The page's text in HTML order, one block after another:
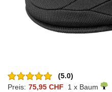
(5.0)
Preis: 75,95 CHF 1 x Baum